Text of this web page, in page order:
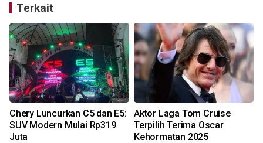
Terkait
Chery Luncurkan C5 dan E5:
SUV Modern Mulai Rp319
Juta
Aktor Laga Tom Cruise
Terpilih Terima Oscar
Kehormatan 2025